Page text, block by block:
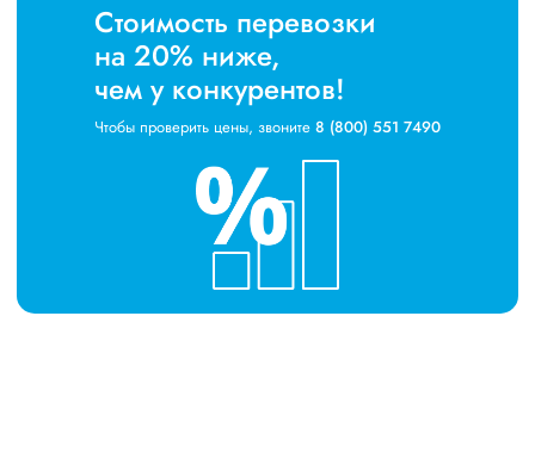
Стоимость перевозки
на 20% ниже,
чем у конкурентов!
Чтобы проверить цены, звоните 8 (800) 551 7490